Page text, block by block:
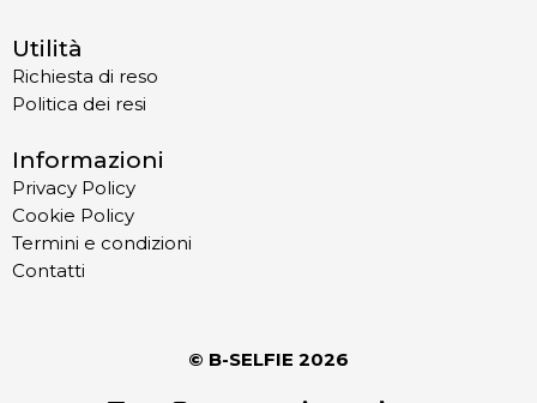
Utilità
Richiesta di reso
Politica dei resi
Informazioni
Privacy Policy
Cookie Policy
Termini e condizioni
Contatti
© B-SELFIE 2026